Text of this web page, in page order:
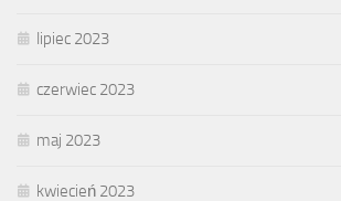
lipiec 2023
czerwiec 2023
maj 2023
kwiecień 2023